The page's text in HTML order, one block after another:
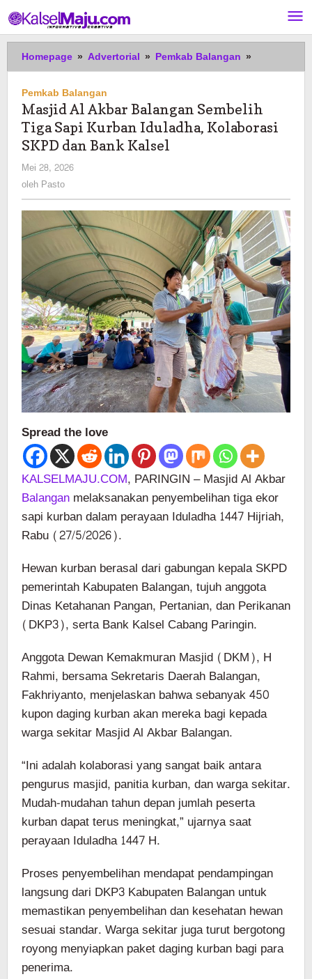
ke
konten
Homepage » Advertorial » Pemkab Balangan »
Al
Balangan
Sembelih
Tiga
SKPD
dan
Bank
Kalsel
Pemkab Balangan
Masjid Al Akbar Balangan Sembelih
Tiga Sapi Kurban Iduladha, Kolaborasi
SKPD dan Bank Kalsel
Mei 28, 2026
oleh Pasto
Spread the love
KALSELMAJU.COM, PARINGIN – Masjid Al Akbar
Balanganmelaksanakan penyembelihan tiga ekor
sapi kurban dalam perayaan Iduladha 1447 Hijriah,
Rabu (27/5/2026).
Hewan kurban berasal dari gabungan kepala SKPD
pemerintah Kabupaten Balangan, tujuh anggota
Dinas Ketahanan Pangan, Pertanian, dan Perikanan
(DKP3), serta Bank Kalsel Cabang Paringin.
Anggota Dewan Kemakmuran Masjid (DKM), H
Rahmi, bersama Sekretaris Daerah Balangan,
Fakhriyanto, menjelaskan bahwa sebanyak 450
kupon daging kurban akan mereka bagi kepada
warga sekitar Masjid Al Akbar Balangan.
“Ini adalah kolaborasi yang sangat baik antara
pengurus masjid, panitia kurban, dan warga sekitar.
Mudah-mudahan tahun depan jumlah peserta
kurban dapat terus meningkat,” ujarnya saat
perayaan Iduladha 1447 H.
Proses penyembelihan mendapat pendampingan
langsung dari DKP3 Kabupaten Balangan untuk
memastikan penyembelihan dan kesehatan hewan
sesuai standar. Warga sekitar juga turut bergotong
royong menyiapkan paket daging kurban bagi para
penerima.